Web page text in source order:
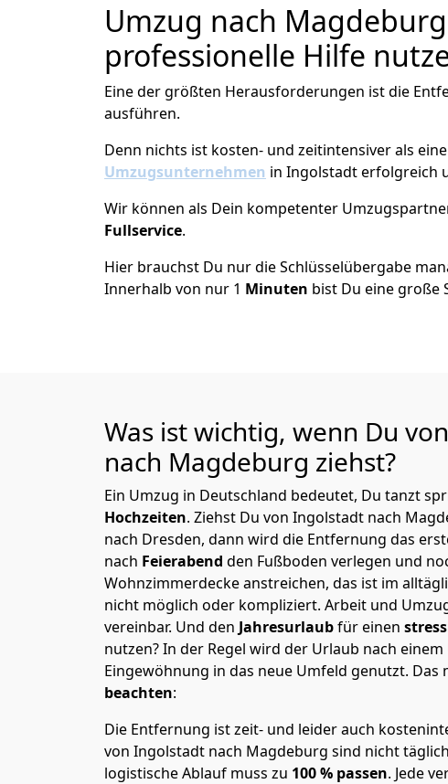
Umzug nach
professionelle Hilfe
Eine der größten Herausforderungen ist die
ausführen.
Denn nichts ist kosten- und zeitintensiver als
Umzugsunternehmen in Ingolstadt erfolgreich
Wir können als Dein kompetenter
Fullservice.
Hier brauchst Du nur die Schlüsselübergabe
Innerhalb von nur 1 Minuten bist Du eine große
Was ist wichtig, wenn Du
nach Magdeburg ziehst?
Ein Umzug in Deutschland bedeutet, Du tanzt
Hochzeiten. Ziehst Du von Ingolstadt nach
nach Dresden, dann wird die Entfernung das
nach Feierabend den Fußboden verlegen und
Wohnzimmerdecke anstreichen, das ist im
nicht möglich oder kompliziert. Arbeit und
vereinbar. Und den Jahresurlaubfür einen
nutzen? In der Regel wird der Urlaub nach
Eingewöhnung in das neue Umfeld genutzt. Das
beachten:
Die Entfernung ist zeit- und leider auch
von Ingolstadt nach Magdeburg sind nicht
logistische Ablauf muss zu 100 % passen. Jede